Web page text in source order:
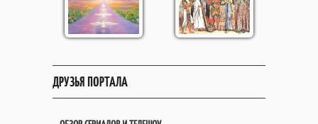
ДРУЗЬЯ ПОРТАЛА